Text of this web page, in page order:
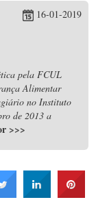
16-01-2019
pela FCUL
Alimentar
no Instituto
de 2013 a
>>>